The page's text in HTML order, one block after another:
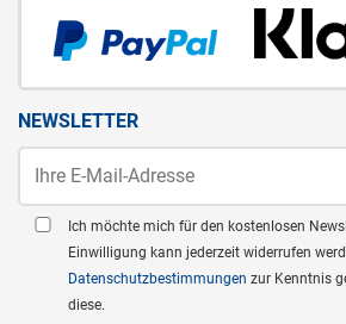
NEWSLETTER
Ich möchte mich für den kostenlosen
Einwilligung kann jederzeit widerrufen
Datenschutzbestimmungen zur Kenntnis
diese.